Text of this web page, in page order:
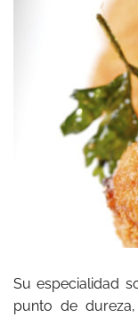
Su especialidad
punto de